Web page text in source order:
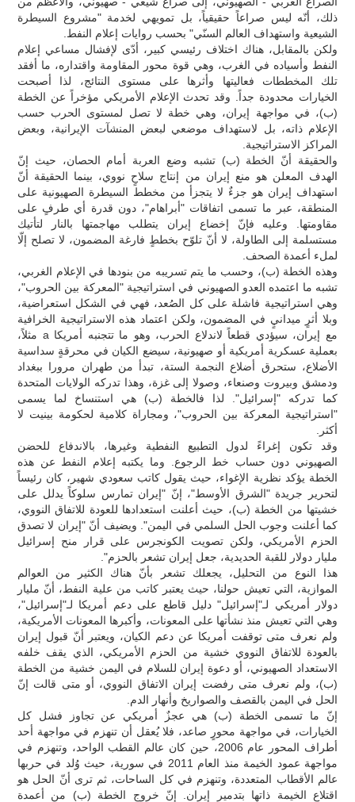
ذلك، أنّه ليس صراعاً حقيقياً، بل تمويهي لخدمة "مشروع السيطرة
الشيعية واستهداف العالم السنّي" بحسب روايات إعلام النفط.
ولكن بالمقابل، هناك اختلاف رئيسي كبير، أدّى لإفشال مساعي إعلام
النفط وأسياده في الغرب، وهي قوة محور المقاومة واقتداره، ما أفقد
تلك المخططات فعاليتها وأثرها على مستوى النتائج، لذا أصبحت
الخيارات محدودة جداً. وقد تحدث الإعلام الأمريكي مؤخراً عن الخطة
(ب)، في مواجهة إيران، وهي خطة لا تصل لمستوى الحرب حسب
الإعلام ذاته، بل لاستهداف موضعي لبعض المنشآت الإيرانية، وبعض
المراكز الاستراتيجية.
والحقيقة أنّ الخطة (ب) تشبه وضع العربة أمام الحصان، حيث إنّ
الهدف المعلن هو منع إيران من إنتاج سلاحٍ نووي، بينما الحقيقة أنّ
استهداف إيران هو جزءٌ لا يتجزأ من مخطط السيطرة الصهيونية على
المنطقة، عبر ما تسمى اتفاقات "أبراهام"، دون قدرة أي طرفٍ على
مقاومتها. وعليه فإنّ إخضاع إيران يتطلب مهاجمتها بالنار لتأتيك
مستسلمة إلى الطاولة، لا أنّ تلوّح بخططٍ فارغة المضمون، لا تصلح إلّا
لملء أعمدة الصحف.
وهذه الخطة (ب)، وحسب ما يتم تسريبه من بنودها في الإعلام الغربي،
تشبه ما اعتمده العدو الصهيوني في استراتيجية "المعركة بين الحروب"،
وهي استراتيجية فاشلة على كل الصُعد، فهي في الشكل استعراضية،
وبلا أثرٍ ميدانيٍ في المضمون، ولكن اعتماد هذه الاستراتيجية الخرافية
مع إيران، سيؤدي قطعاً لاندلاع الحرب، وهو ما تتجنبه أمريكا a مثلاً،
بعملية عسكرية أمريكية أو صهيونية، سيضع الكيان في محرقةٍ سداسية
الأضلاع، ستحرق أضلاع النجمة الستة، تبدأ من طهران مرورا ببغداد
ودمشق وبيروت وصنعاء، وصولا إلى غزة، وهذا تدركه الولايات المتحدة
كما تدركه "إسرائيل". لذا فالخطة (ب) هي استنساخ لما يسمى
"استراتيجية المعركة بين الحروب"، ومجاراة كلامية لحكومة بينيت لا
أكثر.
وقد تكون إغراءً لدول التطبيع النفطية وغيرها، بالاندفاع للحضن
الصهيوني دون حساب خط الرجوع. وما يكتبه إعلام النفط عن هذه
الخطة يؤكد نظرية الإغواء، حيث يقول كاتب سعودي شهير، كان رئيساً
لتحرير جريدة "الشرق الأوسط"، إنّ "إيران تمارس سلوكاً يدلل على
خشيتها من الخطة (ب)، حيث أعلنت استعدادها للعودة للاتفاق النووي،
كما أعلنت وجوب الحل السلمي في اليمن". ويضيف أنّ "إيران لا تصدق
الحزم الأمريكي، ولكن تصويت الكونجرس على قرار منح إسرائيل
مليار دولار للقبة الحديدية، جعل إيران تشعر بالحزم".
هذا النوع من التحليل، يجعلك تشعر بأنّ هناك الكثير من العوالم
الموازية، التي تعيش حولنا، حيث يعتبر كاتب من علية النفط، أنّ مليار
دولار أمريكي لـ"إسرائيل" دليل قاطع على دعم أمريكا لـ"إسرائيل"،
وهي التي تعيش منذ نشأتها على المعونات، وأكبرها المعونات الأمريكية،
ولم نعرف متى توقفت أمريكا عن دعم الكيان، ويعتبر أنّ قبول إيران
بالعودة للاتفاق النووي خشية من الحزم الأمريكي، الذي يقف خلفه
الاستعداد الصهيوني، أو دعوة إيران للسلام في اليمن خشية من الخطة
(ب)، ولم نعرف متى رفضت إيران الاتفاق النووي، أو متى قالت إنّ
الحل في اليمن بالقصف والصواريخ وأنهار الدم.
إنّ ما تسمى الخطة (ب) هي عجزٌ أمريكي عن تجاوز فشل كل
الخيارات، في مواجهة محورٍ صاعد، فلا يُعقل أن تنهزم في مواجهة أحد
أطراف المحور عام 2006، حين كان عالم القطب الواحد، وتنهزم في
مواجهة عمود الخيمة منذ العام 2011 في سورية، حيث وُلد في حربها
عالم الأقطاب المتعددة، وتنهزم في كل الساحات، ثم ترى أنّ الحل هو
اقتلاع الخيمة ذاتها بتدمير إيران. إنّ خروج الخطة (ب) من أعمدة